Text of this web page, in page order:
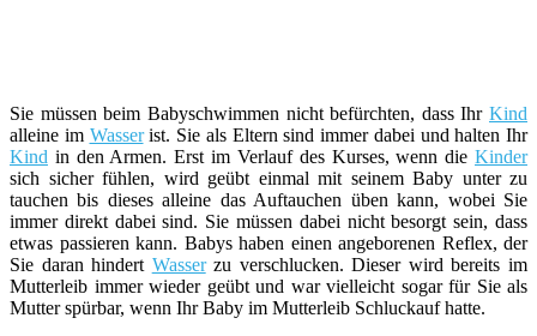
Sie müssen beim Babyschwimmen nicht befürchten, dass Ihr Kind
alleine im Wasserist. Sie als Eltern sind immer dabei und halten Ihr
Kind in den Armen. Erst im Verlauf des Kurses, wenn die Kinder
sich sicher fühlen, wird geübt einmal mit seinem Baby unter zu
tauchen bis dieses alleine das Auftauchen üben kann, wobei Sie
immer direkt dabei sind. Sie müssen dabei nicht besorgt sein, dass
etwas passieren kann. Babys haben einen angeborenen Reflex, der
Sie daran hindert Wasserzu verschlucken. Dieser wird bereits im
Mutterleib immer wieder geübt und war vielleicht sogar für Sie als
Mutter spürbar, wenn Ihr Baby im Mutterleib Schluckauf hatte.